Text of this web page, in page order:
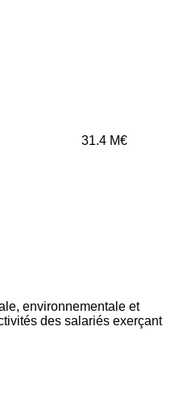
31.4 M€
environnementale et
des salariés exerçant